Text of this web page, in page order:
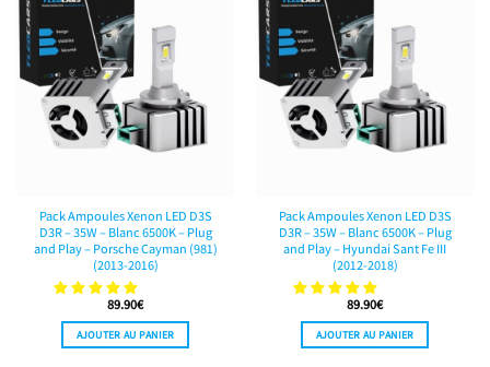
Pack Ampoules Xenon LED D3S
D3R – 35W – Blanc 6500K – Plug
and Play – Porsche Cayman (981)
(2013-2016)
89.90€
AJOUTER AU PANIER
Pack Ampoules Xenon LED D3S
D3R – 35W – Blanc 6500K – Plug
and Play – Hyundai Sant Fe III
(2012-2018)
89.90€
AJOUTER AU PANIER